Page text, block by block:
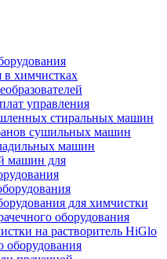
в химчистках
управления
стиральных машин
сушильных машин
машин
машин для
для химчистки
оборудования
на растворитель HiGlo
оборудования